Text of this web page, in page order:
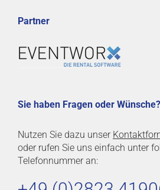
Partner
Sie haben Fragen oder Wünsche?
Nutzen Sie dazu unser
oder rufen Sie uns einfach unter
Telefonnummer an: